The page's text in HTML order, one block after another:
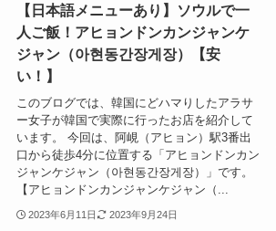
【日本語メニューあり】ソウルで一
人ご飯！アヒョンドンカンジャンケ
ジャン（아현동간장게장）【安
い！】
このブログでは、韓国にどハマりしたアラサ
ー女子が韓国で実際に行ったお店を紹介して
います。 今回は、阿峴（アヒョン）駅3番出
口から徒歩4分に位置する「アヒョンドンカン
ジャンケジャン（아현동간장게장）」です。
【アヒョンドンカンジャンケジャン（...
2023年6月11日 2023年9月24日